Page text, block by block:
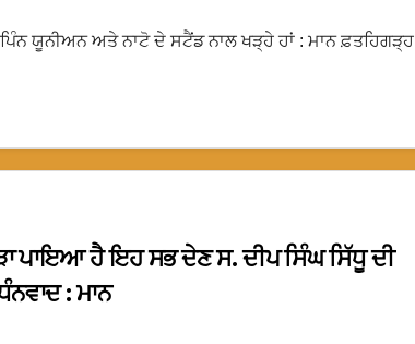
ਯੂਨੀਅਨ ਅਤੇ ਨਾਟੋ ਦੇ ਸਟੈਂਡ ਨਾਲ ਖੜ੍ਹੇ ਹਾਂ : ਮਾਨ ਫ਼ਤਹਿਗੜ੍ਹ
ਪਾਇਆ ਹੈ ਇਹ ਸਭ ਦੇਣ ਸ. ਦੀਪ ਸਿੰਘ ਸਿੱਧੂ ਦੀ
: ਮਾਨ